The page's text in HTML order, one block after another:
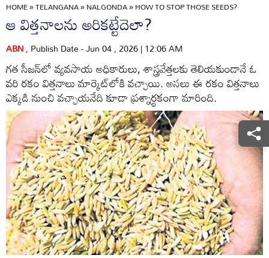
HOME»TELANGANA»NALGONDA»HOW TO STOP THOSE SEEDS?
ఆ విత్తనాలను అరికట్టేదెలా?
ABN, Publish Date - Jun 04 , 2026 | 12:06 AM
గత సీజన్‌లో వ్యవసాయ అధికారులు, శాస్త్రవేత్తలకు తెలియకుండానే ఓ
వరి రకం విత్తనాలు మార్కెట్‌లోకి వచ్చాయి. అసలు ఈ రకం విత్తనాలు
ఎక్కడి నుంచి వచ్చాయనేది కూడా ప్రశ్నార్థకంగా మారింది.